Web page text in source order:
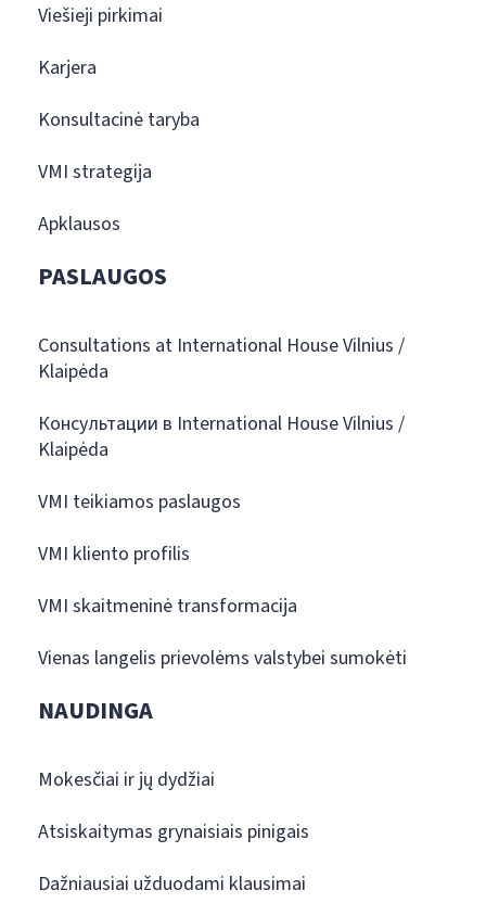
Viešieji pirkimai
Karjera
Konsultacinė taryba
VMI strategija
Apklausos
PASLAUGOS
Consultations at International House Vilnius /
Klaipėda
Консультации в International House Vilnius /
Klaipėda
VMI teikiamos paslaugos
VMI kliento profilis
VMI skaitmeninė transformacija
Vienas langelis prievolėms valstybei sumokėti
NAUDINGA
Mokesčiai ir jų dydžiai
Atsiskaitymas grynaisiais pinigais
Dažniausiai užduodami klausimai